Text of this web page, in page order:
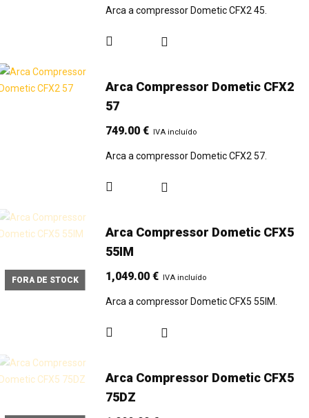
Arca a compressor Dometic CFX2 45.
Arca Compressor Dometic CFX2
57
749.00€ IVA incluído
Arca a compressor Dometic CFX2 57.
FORA DE STOCK
Arca Compressor Dometic CFX5
55IM
1,049.00€ IVA incluído
Arca a compressor Dometic CFX5 55IM.
Arca Compressor Dometic CFX5
75DZ